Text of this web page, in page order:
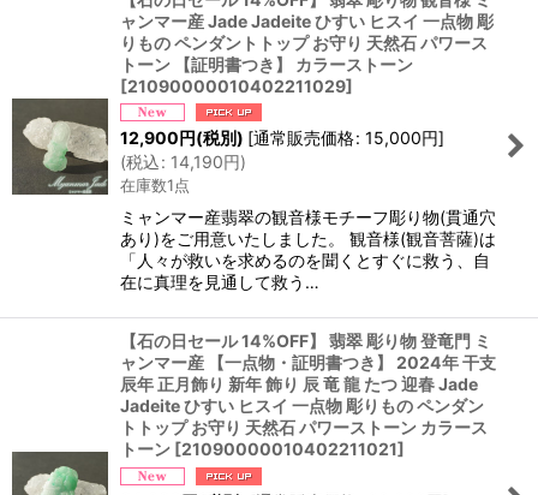
ャンマー産 Jade Jadeite ひすい ヒスイ 一点物 彫
りもの ペンダントトップ お守り 天然石 パワース
トーン 【証明書つき】 カラーストーン
[21090000010402211029]
12,900円(税別) [通常販売価格: 15,000円]
(税込: 14,190円)
在庫数1点
ミャンマー産翡翠の観音様モチーフ彫り物(貫通穴
あり)をご用意いたしました。 観音様(観音菩薩)は
「人々が救いを求めるのを聞くとすぐに救う、自
在に真理を見通して救う…
【石の日セール 14%OFF】 翡翠 彫り物 登竜門 ミ
ャンマー産 【一点物・証明書つき】 2024年 干支
辰年 正月飾り 新年 飾り 辰 竜 龍 たつ 迎春 Jade
Jadeite ひすい ヒスイ 一点物 彫りもの ペンダン
トトップ お守り 天然石 パワーストーン カラース
トーン [21090000010402211021]